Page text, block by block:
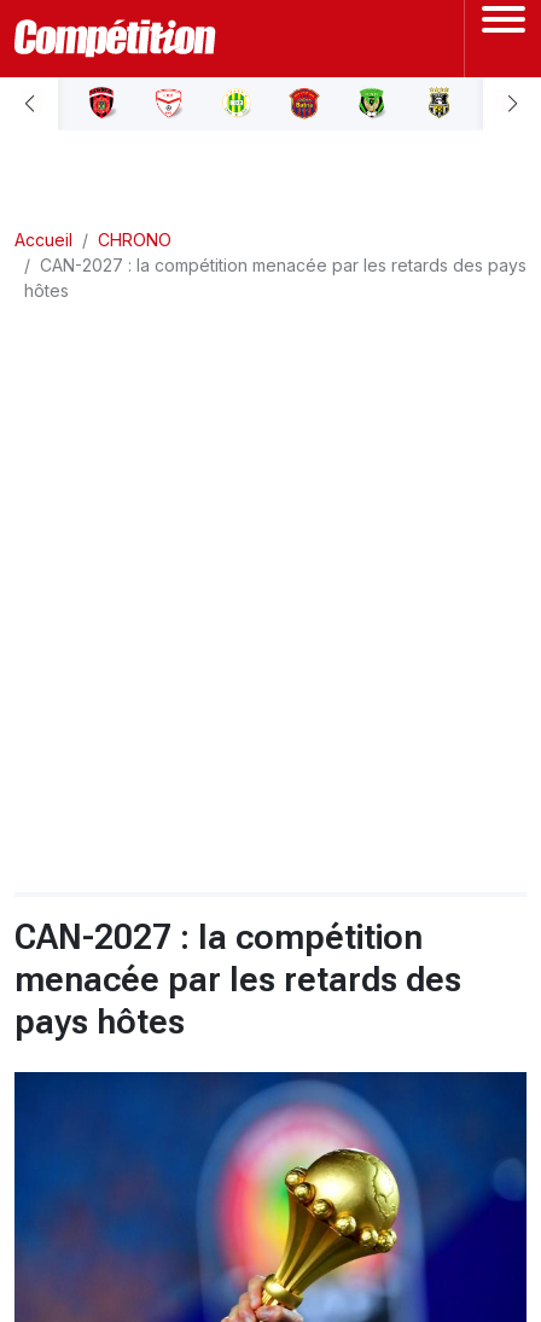
ACCUEIL
LIGUE 2
Accueil
CHRONO
CAN-2027 : la compétition menacée par les retards des pays
hôtes
CAN-2027 : la compétition
menacée par les retards des
pays hôtes